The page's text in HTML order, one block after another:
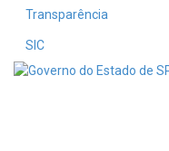
Transparência
SIC